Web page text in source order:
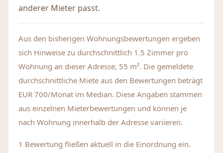
anderer Mieter passt.
Aus den bisherigen Wohnungsbewertungen ergeben
sich Hinweise zu durchschnittlich 1.5 Zimmer pro
Wohnung an dieser Adresse, 55 m². Die gemeldete
durchschnittliche Miete aus den Bewertungen beträgt
EUR 700/Monat im Median. Diese Angaben stammen
aus einzelnen Mieterbewertungen und können je
nach Wohnung innerhalb der Adresse variieren.
1 Bewertung fließen aktuell in die Einordnung ein.